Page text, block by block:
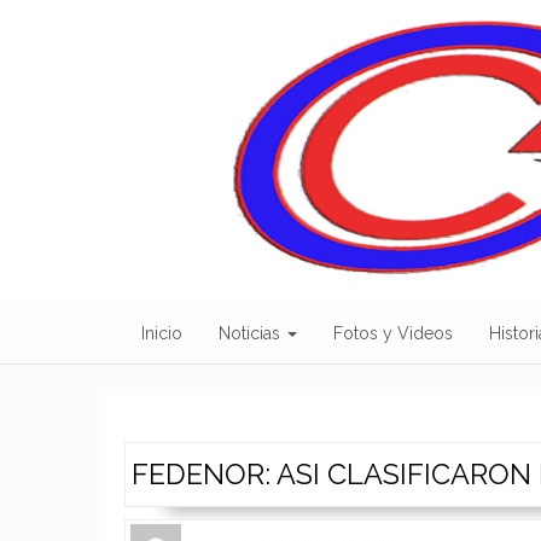
Inicio Noticias Fotos y Videos
FEDENOR: ASI CLASIFICARON
Author